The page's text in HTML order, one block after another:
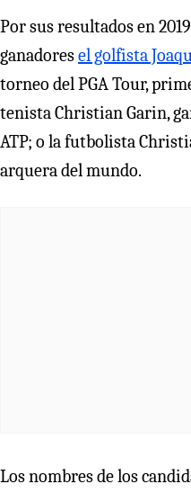
Por sus resultados en
ganadoresel golfista
torneo del PGA Tour,
tenista Christian Garin,
ATP; o la futbolista
arquera del mundo.
Los nombres de los